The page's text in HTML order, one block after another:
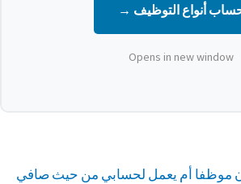
أنواع التوظيف →
Opens in new window
موظفا أم يعمل لحسابي من حيث صافي